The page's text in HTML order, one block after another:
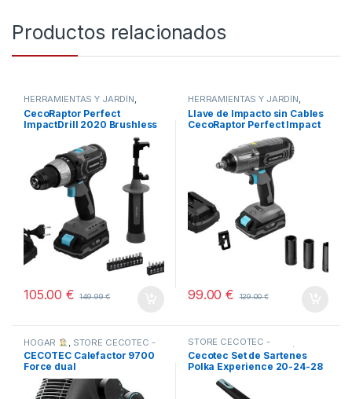
Productos relacionados
HERRAMIENTAS Y JARDÍN,
HOGAR
,
STORE CECOTEC -
DISTRIBUIDOR OFICIAL
TODOS
CecoRaptor Perfect
ImpactDrill 2020 Brushless
105.00€ 149.99€
HERRAMIENTAS Y JARDÍN,
HOGAR
,
STORE CECOTEC -
DISTRIBUIDOR OFICIAL
,
TODOS
Llave de Impacto sin Cables
CecoRaptor Perfect Impact
2020 Ultra CECOTEC
99.00€ 129.00€
HOGAR
STORE CECOTEC -
DISTRIBUIDOR OFICIAL
,
TODOS
CECOTEC Calefactor 9700
Force dual
STORE CECOTEC -
DISTRIBUIDOR OFICIAL
Cecotec Set de Sartenes
Polka Experience 20-24-28
Bucket Set GRAVITY VERDE